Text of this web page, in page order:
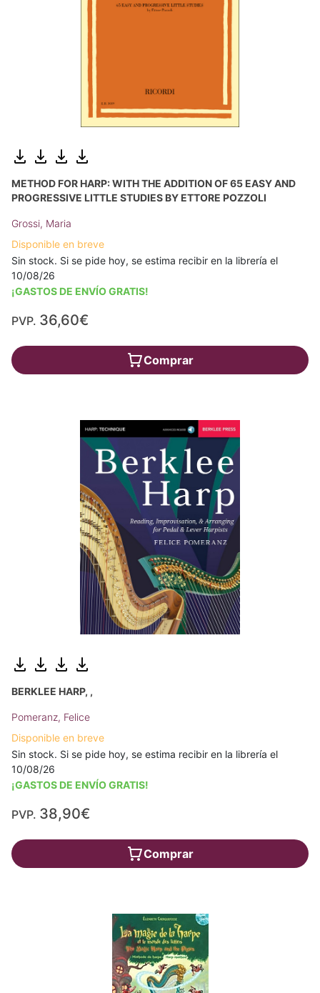
METHOD FOR HARP: WITH THE ADDITION OF 65 EASY AND
PROGRESSIVE LITTLE STUDIES BY ETTORE POZZOLI
Grossi, Maria
Disponible en breve
Sin stock. Si se pide hoy, se estima recibir en la librería el
10/08/26
¡GASTOS DE ENVÍO GRATIS!
PVP. 36,60€
Comprar
BERKLEE HARP, ,
Pomeranz, Felice
Disponible en breve
Sin stock. Si se pide hoy, se estima recibir en la librería el
10/08/26
¡GASTOS DE ENVÍO GRATIS!
PVP. 38,90€
Comprar